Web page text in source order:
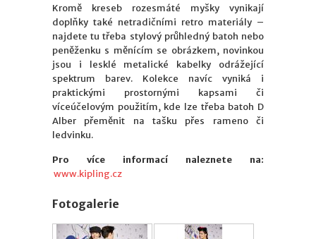
Kromě kreseb rozesmáté myšky vynikají
doplňky také netradičními retro materiály –
najdete tu třeba stylový průhledný batoh nebo
peněženku s měnícím se obrázkem, novinkou
jsou i lesklé metalické kabelky odrážející
spektrum barev. Kolekce navíc vyniká i
praktickými prostornými kapsami či
víceúčelovým použitím, kde lze třeba batoh D
Alber přeměnit na tašku přes rameno či
ledvinku.
Pro více informací naleznete na:
www.kipling.cz
Fotogalerie